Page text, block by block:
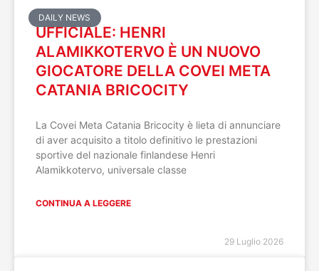
DAILY NEWS
UFFICIALE: HENRI
ALAMIKKOTERVO È UN NUOVO
GIOCATORE DELLA COVEI META
CATANIA BRICOCITY
La Covei Meta Catania Bricocity è lieta di annunciare
di aver acquisito a titolo definitivo le prestazioni
sportive del nazionale finlandese Henri
Alamikkotervo, universale classe
CONTINUA A LEGGERE
29 Luglio 2026